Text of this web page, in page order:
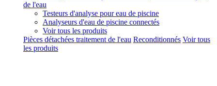
de l'eau
Testeurs d'analyse pour eau de piscine
Analyseurs d'eau de piscine connectés
Voir tous les produits
Pièces détachées traitement de l'eau Reconditionnés Voir tous
les produits